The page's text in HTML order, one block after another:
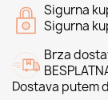
Sigurna
Sigurna
Brza
Dostava putem